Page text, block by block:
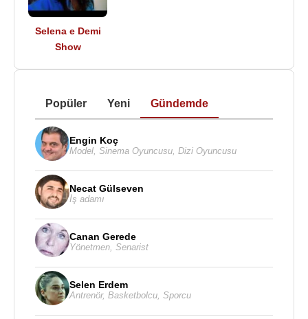
Selena e Demi
Show
Popüler Yeni Gündemde
Engin Koç
Model Sinema Oyuncusu Dizi Oyuncusu
Necat Gülseven
İş adamı
Canan Gerede
Yönetmen Senarist
Selen Erdem
Antrenör, Basketbolcu Sporcu